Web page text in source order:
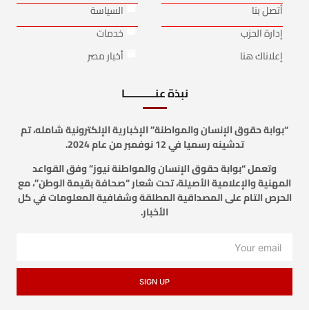
أتصل بنا
إدارة الحزب
إعلاناك هنا
السياسة
خدمات
أخبار مصر
نبذة عنـــــــــــا
“بوابة حقوق الإنسان والمواطنة” الإخبارية الإلكترونية شامله، تم
تدشينه رسميا في 12 نوفمبر من عام 2024.
وتعمل “بوابة حقوق الإنسان والمواطنة نيوز” وفق القواعد
المهنية والإعلامية الأصيلة، تحت شعار “صحافة بقيمة الوطن”، مع
الحرص التام على المصداقية المطلقة وشفافية المعلومات في كل
الأخبار.
SIGN UP